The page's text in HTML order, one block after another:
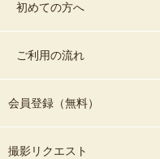
初めての方へ
ご利用の流れ
会員登録（無料）
撮影リクエスト